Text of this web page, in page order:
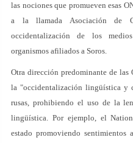
las nociones que promueven esas
a la llamada Asociación de
occidentalización de los
organismos afiliados a Soros.
Otra dirección predominante de las
la "occidentalización lingüística y
rusas, prohibiendo el uso de la
lingüística. Por ejemplo, el
estado promoviendo sentimientos